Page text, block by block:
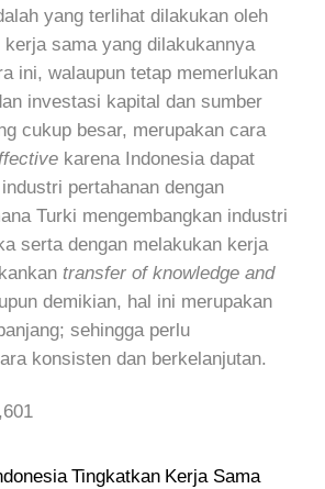
yang terlihat dilakukan oleh
kerja sama yang dilakukannya
ini, walaupun tetap memerlukan
investasi kapital dan sumber
cukup besar, merupakan cara
karena Indonesia dapat
pertahanan dengan
Turki mengembangkan industri
serta dengan melakukan kerja
transfer of knowledge and
demikian, hal ini merupakan
sehingga perlu
konsisten dan berkelanjutan.
Tingkatkan Kerja Sama